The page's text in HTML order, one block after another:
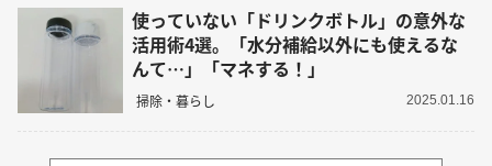
使っていない「ドリンクボトル」の意外な
活用術4選。「水分補給以外にも使えるな
んて…」「マネする！」
掃除・暮らし 2025.01.16